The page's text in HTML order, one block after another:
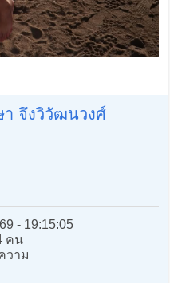
า จึงวิวัฒนวงศ์
- 19:15:05
คน
วาม